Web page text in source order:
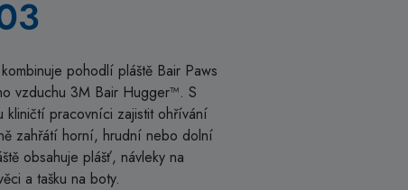
pohodlí pláště Bair Paws
vzduchu 3M Bair Hugger™. S
kliničtí pracovníci zajistit ohřívání
zahřátí horní, hrudní nebo dolní
obsahuje plášť, návleky na
a tašku na boty.